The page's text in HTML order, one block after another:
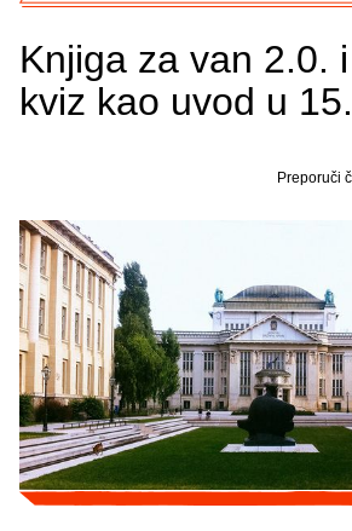
Knjiga za van 2.0.
kviz kao uvod u
Preporuči